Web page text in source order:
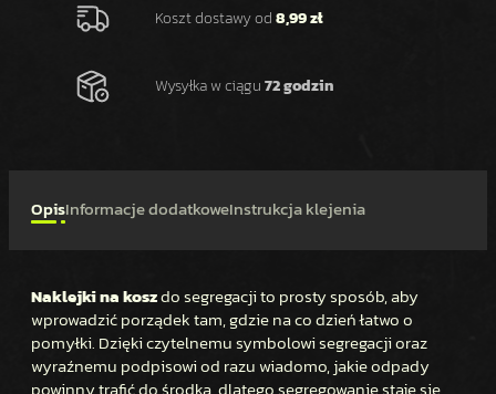
A
K
Z
D
O
S
Koszt dostawy od8,99 zł
Wysyłka w ciągu72 godzin
OpisInformacje dodatkoweInstrukcja klejenia
Naklejki na koszdo segregacji to prosty sposób, aby
wprowadzić porządek tam, gdzie na co dzień łatwo o
pomyłki. Dzięki czytelnemu symbolowi segregacji oraz
wyraźnemu podpisowi od razu wiadomo, jakie odpady